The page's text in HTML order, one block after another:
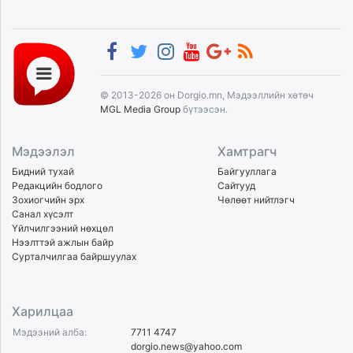
© 2013-2026 он Dorgio.mn, Мэдээллийн хөтөч
MGL Media Group бүтээсэн.
Мэдээлэл
Бидний тухай
Редакцийн бодлого
Зохиогчийн эрх
Санал хүсэлт
Үйлчилгээний нөхцөл
Нээлттэй ажлын байр
Сурталчилгаа байршуулах
Хамтрагч
Байгууллага
Сайтууд
Чөлөөт нийтлэгч
Харилцаа
Мэдээний алба:
7711 4747
dorgio.news@yahoo.com